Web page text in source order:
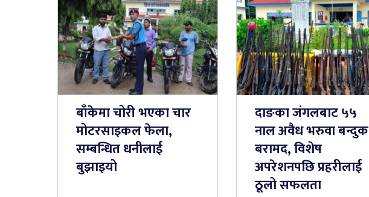
बाँकेमा चोरी भएका चार
मोटरसाइकल फेला,
सम्बन्धित धनीलाई
बुझाइयो
दाङका जंगलबाट ५५
नाल अवैध भरुवा बन्दुक
बरामद, विशेष
अपरेशनपछि प्रहरीलाई
ठूलो सफलता